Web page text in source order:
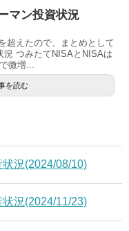
マン投資状況
超えたので、まとめとして
況 つみたてNISAとNISAは
微増...
を読む
況(2024/08/10)
況(2024/11/23)